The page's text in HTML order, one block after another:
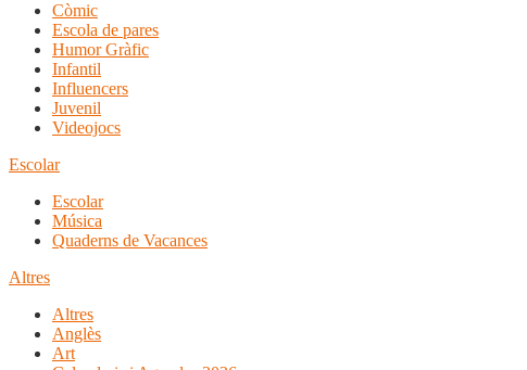
Còmic
Escola de pares
Humor Gràfic
Infantil
Influencers
Juvenil
Videojocs
Escolar
Escolar
Música
Quaderns de Vacances
Altres
Altres
Anglès
Art